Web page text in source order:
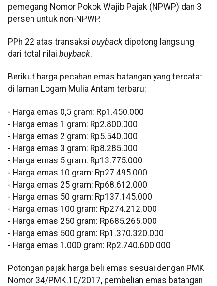
pemegang Nomor Pokok Wajib Pajak (NPWP) dan 3
persen untuk non-NPWP.
PPh 22 atas transaksi buyback dipotong langsung
dari total nilai buyback.
Berikut harga pecahan emas batangan yang tercatat
di laman Logam Mulia Antam terbaru:
‎‎- Harga emas 0,5 gram: Rp1.450.000
- Harga emas 1 gram: Rp2.800.000
‎- Harga emas 2 gram: Rp5.540.000
‎- Harga emas 3 gram: Rp8.285.000
‎- Harga emas 5 gram: Rp13.775.000
‎- Harga emas 10 gram: Rp27.495.000
‎- Harga emas 25 gram: Rp68.612.000
‎- Harga emas 50 gram: Rp137.145.000
‎- Harga emas 100 gram: Rp274.212.000
‎- Harga emas 250 gram: Rp685.265.000
‎- Harga emas 500 gram: Rp1.370.320.000
‎- Harga emas 1.000 gram: Rp2.740.600.000
‎‎Potongan pajak harga beli emas sesuai dengan PMK
Nomor 34/PMK.10/2017, pembelian emas batangan